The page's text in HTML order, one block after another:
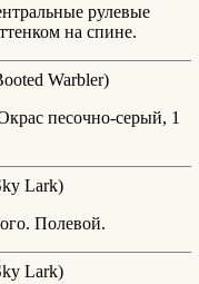
рулевые
на спине.
Warbler)
песочно-серый, 1
Lark)
Полевой.
Lark)